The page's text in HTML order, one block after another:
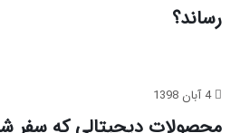
‌رساند؟
4 آبان 1398